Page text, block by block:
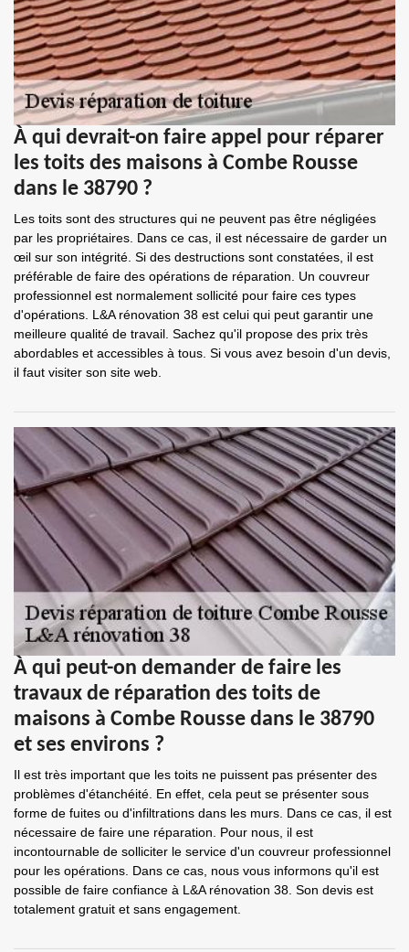
À qui devrait-on faire appel pour réparer
les toits des maisons à Combe Rousse
dans le 38790 ?
Les toits sont des structures qui ne peuvent pas être négligées
par les propriétaires. Dans ce cas, il est nécessaire de garder un
œil sur son intégrité. Si des destructions sont constatées, il est
préférable de faire des opérations de réparation. Un couvreur
professionnel est normalement sollicité pour faire ces types
d'opérations. L&A rénovation 38 est celui qui peut garantir une
meilleure qualité de travail. Sachez qu'il propose des prix très
abordables et accessibles à tous. Si vous avez besoin d'un devis,
il faut visiter son site web.
À qui peut-on demander de faire les
travaux de réparation des toits de
maisons à Combe Rousse dans le 38790
et ses environs ?
Il est très important que les toits ne puissent pas présenter des
problèmes d'étanchéité. En effet, cela peut se présenter sous
forme de fuites ou d'infiltrations dans les murs. Dans ce cas, il est
nécessaire de faire une réparation. Pour nous, il est
incontournable de solliciter le service d'un couvreur professionnel
pour les opérations. Dans ce cas, nous vous informons qu'il est
possible de faire confiance à L&A rénovation 38. Son devis est
totalement gratuit et sans engagement.